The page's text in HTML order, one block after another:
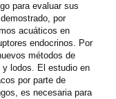
para evaluar sus
por
acuáticos en
endocrinos. Por
métodos de
lodos. El estudio en
por parte de
es necesaria para